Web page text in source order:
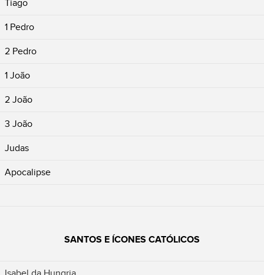
Tiago
1 Pedro
2 Pedro
1 João
2 João
3 João
Judas
Apocalipse
SANTOS E ÍCONES CATÓLICOS